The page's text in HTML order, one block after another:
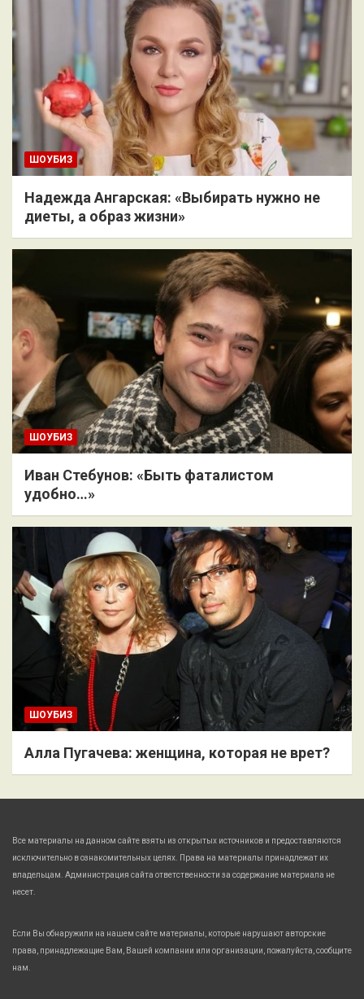
ШОУБИЗ
Надежда Ангарская: «Выбирать нужно не
диеты, а образ жизни»
ШОУБИЗ
Иван Стебунов: «Быть фаталистом
удобно…»
ШОУБИЗ
Алла Пугачева: женщина, которая не врет?
Все материалы на данном сайте взяты из открытых источников и предоставляются
исключительно в ознакомительных целях. Права на материалы принадлежат их
владельцам. Администрация сайта ответственности за содержание материала не
несет.
Если Вы обнаружили на нашем сайте материалы, которые нарушают авторские
права, принадлежащие Вам, Вашей компании или организации, пожалуйста, сообщите
нам.